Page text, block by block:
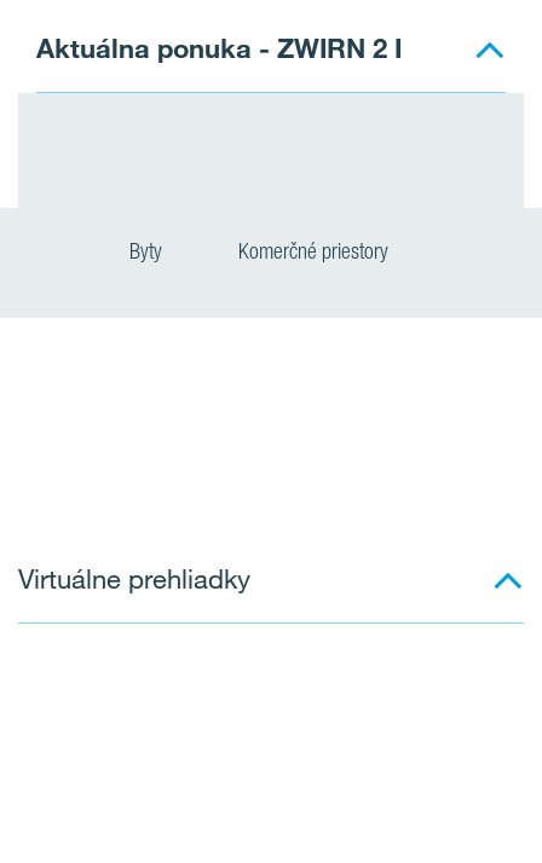
Aktuálna ponuka - ZWIRN 2 I
Byty Komerčné priestory
Virtuálne prehliadky